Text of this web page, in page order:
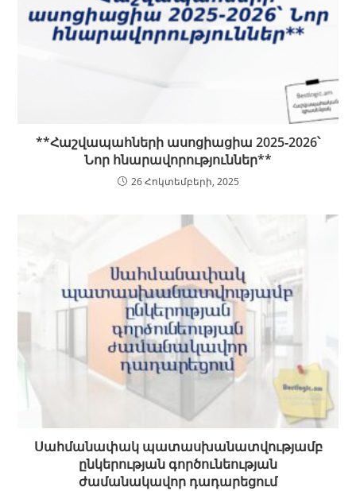
**Հաշվապահների ասոցիացիա 2025‑2026՝
Նոր հնարավորություններ**
26 Հոկտեմբերի, 2025
Սահմանափակ պատասխանատվությամբ
ընկերության գործունեության
ժամանակավոր դադարեցում